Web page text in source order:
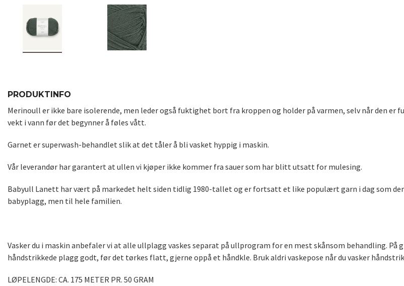
PRODUKTINFO
Merinoull er ikke bare isolerende, men leder også fuktighet bort fra kroppen og holder på varmen, selv når den
vekt i vann før det begynner å føles vått.
Garnet er superwash-behandlet slik at det tåler å bli vasket hyppig i maskin.
Vår leverandør har garantert at ullen vi kjøper ikke kommer fra sauer som har blitt utsatt for mulesing.
Babyull Lanett har vært på markedet helt siden tidlig 1980-tallet og er fortsatt et like populært garn i dag som
babyplagg, men til hele familien.
Vasker du i maskin anbefaler vi at alle ullplagg vaskes separat på ullprogram for en mest skånsom behandling.
håndstrikkede plagg godt, før det tørkes flatt, gjerne oppå et håndkle. Bruk aldri vaskepose når du vasker
LØPELENGDE: CA. 175 METER PR. 50 GRAM